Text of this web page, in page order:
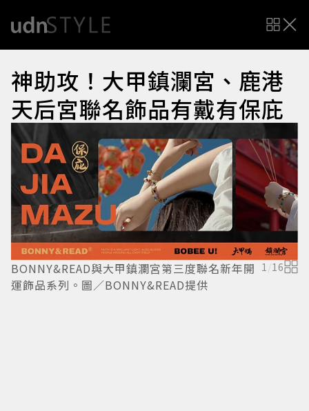
神助攻！大甲鎮瀾宮、鹿港
天后宮聯名飾品有戴有保庇
BONNY&READ與大甲鎮瀾宮第三度聯名新年開
運飾品系列。圖／BONNY&READ提供
1/16